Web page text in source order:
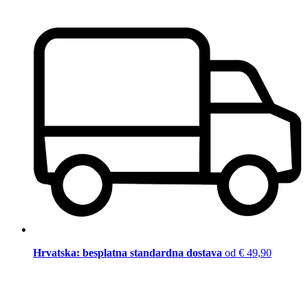
Hrvatska: besplatna standardna dostava od € 49,90